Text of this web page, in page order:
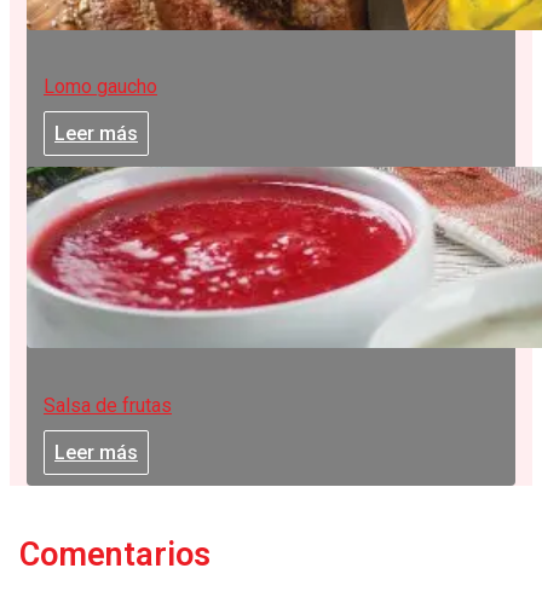
Lomo gaucho
Leer más
Salsa de frutas
Leer más
Comentarios